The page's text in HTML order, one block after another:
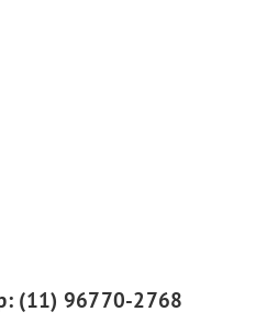
(11) 96770-2768